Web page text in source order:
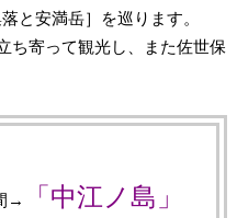
と安満岳］を巡ります。
ち寄って観光し、また佐世保
→
「中江ノ島」